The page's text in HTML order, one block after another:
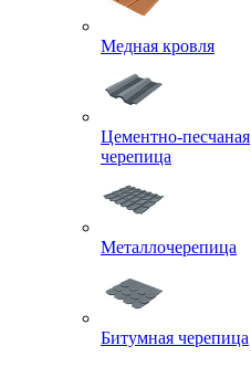
Медная кровля
Цементно-песчаная
черепица
Металлочерепица
Битумная черепица